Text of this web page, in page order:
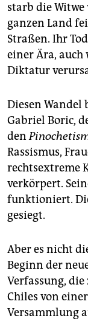
starb die
ganzen Land
Straßen. Ihr
einer Ära, auch
Diktatur
Diesen
Gabriel Boric,
den
Rassismus,
rechtsextreme
verkörpert.
funktioniert.
gesiegt.
Aber es nicht
Beginn der
Verfassung,
Chiles von
Versammlung